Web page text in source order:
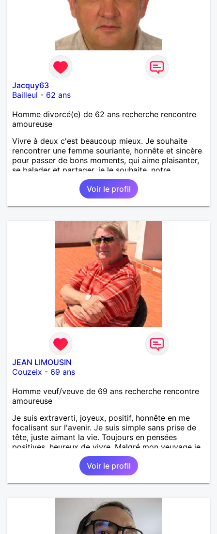
Jacquy63
Bailleul - 62 ans
Homme divorcé(e) de 62 ans recherche rencontre
amoureuse
Vivre à deux c'est beaucoup mieux. Je souhaite
rencontrer une femme souriante, honnête et sincère
pour passer de bons moments, qui aime plaisanter,
se balader et partager, je le souhaite, notre
complicité. J'aime beaucoup les chantiers de
randonnée pour se défouler, se relaxer, se détendre
et finalement prendre du bon temps. C'est difficile
de tout dire en quelques lignes. En revanche, vous
d'informations. A bientôt
Voir le profil
JEAN LIMOUSIN
Couzeix - 69 ans
Homme veuf/veuve de 69 ans recherche rencontre
amoureuse
Je suis extraverti, joyeux, positif, honnête en me
focalisant sur l'avenir. Je suis simple sans prise de
tête, juste aimant la vie. Toujours en pensées
positives, heureux de vivre. Malgré mon veuvage je
me tourne vers l'avenir pour une deuxième vie
intense, remplie de joie, de tendresse et pourquoi
pas par la suite d'amour. Déjà dans un premier
temps, se connaître, puis s'apprécier et ensuite
d'étude, je ne me prends pas la tête sur ce niveau.
Mon meilleurs diplôme étant le CEP certificat
d'étude primaire. Avec ce diplôme on sait que je
Voir le profil